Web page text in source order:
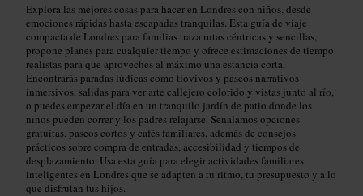
Explora las mejores cosas para hacer en Londres con niños, desde
emociones rápidas hasta escapadas tranquilas. Esta guía de viaje
compacta de Londres para familias traza rutas céntricas y sencillas,
propone planes para cualquier tiempo y ofrece estimaciones de tiempo
realistas para que aproveches al máximo una estancia corta.
Encontrarás paradas lúdicas como tiovivos y paseos narrativos
inmersivos, salidas para ver arte callejero colorido y vistas junto al río,
o puedes empezar el día en un tranquilo jardín de patio donde los
niños pueden correr y los padres relajarse. Señalamos opciones
gratuitas, paseos cortos y cafés familiares, además de consejos
prácticos sobre compra de entradas, accesibilidad y tiempos de
desplazamiento. Usa esta guía para elegir actividades familiares
inteligentes en Londres que se adapten a tu ritmo, tu presupuesto y a lo
que disfrutan tus hijos.